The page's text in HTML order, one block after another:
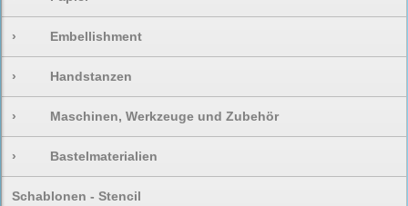
› Embellishment
› Handstanzen
› Maschinen, Werkzeuge und Zubehör
› Bastelmaterialien
Schablonen - Stencil